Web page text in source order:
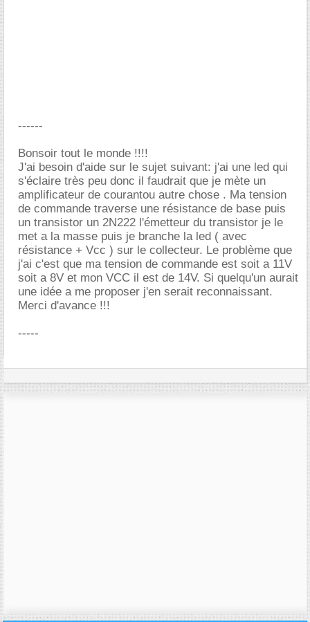
------
Bonsoir tout le monde !!!!
J'ai besoin d'aide sur le sujet suivant: j'ai une led qui
s'éclaire très peu donc il faudrait que je mète un
amplificateur de courantou autre chose . Ma tension
de commande traverse une résistance de base puis
un transistor un 2N222 l'émetteur du transistor je le
met a la masse puis je branche la led ( avec
résistance + Vcc ) sur le collecteur. Le problème que
j'ai c'est que ma tension de commande est soit a 11V
soit a 8V et mon VCC il est de 14V. Si quelqu'un aurait
une idée a me proposer j'en serait reconnaissant.
Merci d'avance !!!
-----